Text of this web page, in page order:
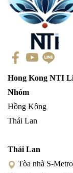
Hong Kong NTI
Nhóm
Hồng Kông
Thái Lan
Thái Lan
Tòa nhà S-